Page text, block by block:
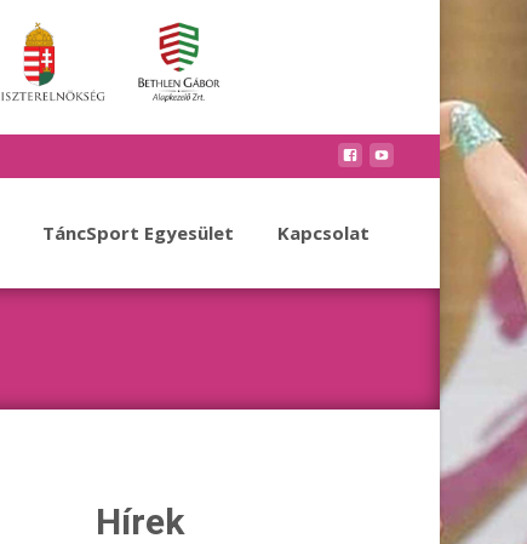
TáncSport Egyesület Kapcsolat
Hírek